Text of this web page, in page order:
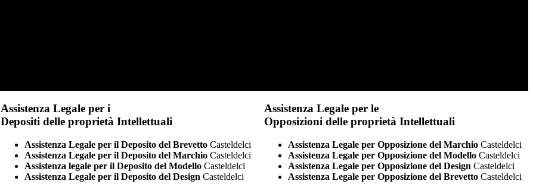
Assistenza Legale per i
Depositi delle proprietà Intellettuali
Assistenza Legale per il Deposito del BrevettoCasteldelci
Assistenza Legale per il Deposito del MarchioCasteldelci
Assistenza legale per il Deposito del ModelloCasteldelci
Assistenza Legale per il Deposito del Design Casteldelci
Assistenza Legale per le
Opposizioni delle proprietà Intellettuali
Assistenza Legale per Opposizione del Marchio Casteldelci
Assistenza Legale per Opposizione del Modello Casteldelci
Assistenza Legale per Opposizione del Design Casteldelci
Assistenza Legale per Opposizione del Brevetto Casteldelci